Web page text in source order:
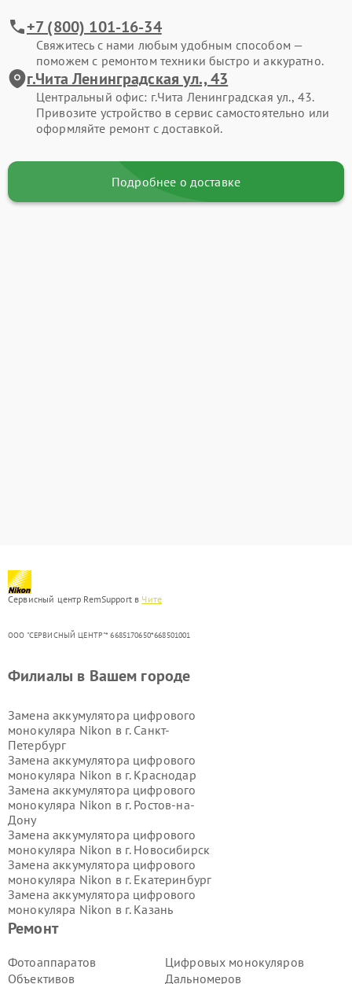
+7 (800) 101-16-34
Свяжитесь с нами любым удобным способом —
поможем с ремонтом техники быстро и аккуратно.
г.Чита Ленинградская ул., 43
Центральный офис: г.Чита Ленинградская ул., 43.
Привозите устройство в сервис самостоятельно или
оформляйте ремонт с доставкой.
Подробнее о доставке
Сервисный центр RemSupport в Чите
ООО "СЕРВИСНЫЙ ЦЕНТР"* 6685170650*668501001
Ремонт
Фотоаппаратов
Объективов
Цифровых монокуляров
Дальномеров
Филиалы в Вашем городе
Замена аккумулятора цифрового
монокуляра Nikon в г. Санкт-
Петербург
Замена аккумулятора цифрового
монокуляра Nikon в г. Краснодар
Замена аккумулятора цифрового
монокуляра Nikon в г. Ростов-на-
Дону
Замена аккумулятора цифрового
монокуляра Nikon в г. Новосибирск
Замена аккумулятора цифрового
монокуляра Nikon в г. Екатеринбург
Замена аккумулятора цифрового
монокуляра Nikon в г. Казань
Замена аккумулятора цифрового
Замена аккумулятора цифрового
монокуляра Nikon в г.
Волгоград